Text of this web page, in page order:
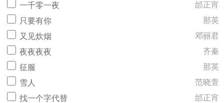
一千零一夜
邰正宵
只要有你
那英
又见炊烟
邓丽君
夜夜夜夜
齐秦
征服
那英
雪人
范晓萱
找一个字代替
邰正宵